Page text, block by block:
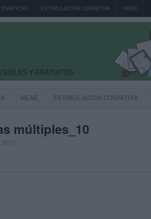
ESTIMULACION COGNITIVA NEAE
NEAE ESTIMULACION COGNITIVA
múltiples_10